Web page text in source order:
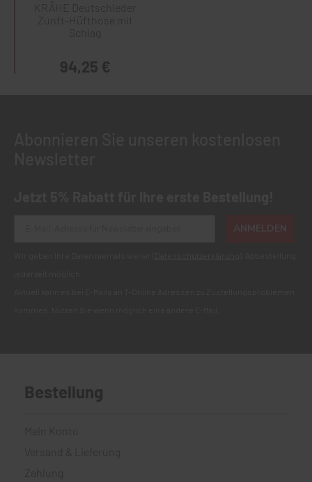
KRÄHE Deutschleder
Zunft-Hüfthose mit
Schlag
94,25 €
Bestellung
Versand & Lieferung
Zahlung